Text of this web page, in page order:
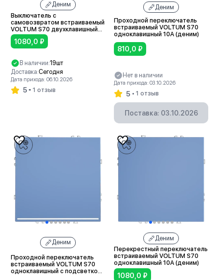
Деним
Выключатель с
самовозвратом встраиваемый
VOLTUM S70 двухклавишный
10А (деним)
1080,0 ₽
В наличии:19шт
Доставка:Сегодня
Дата прихода: 06.10.2026
5 1 отзыв
Деним
Проходной переключатель
встраиваемый VOLTUM S70
одноклавишный 10А (деним)
810,0 ₽
Нет в наличии
Дата прихода: 03.10.2026
5 1 отзыв
Поставка: 03.10.2026
Деним
Проходной переключатель
встраиваемый VOLTUM S70
одноклавишный с подсветкой
Деним
Перекрестный переключатель
встраиваемый VOLTUM S70
одноклавишный 10А (деним)
1080,0 ₽